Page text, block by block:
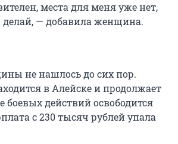
места для меня уже нет,
делай, — добавила женщина.
не нашлось до сих пор.
в Алейске и продолжает
боевых действий освободится
с 230 тысяч рублей упала